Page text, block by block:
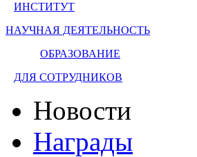
ИНСТИТУТ
НАУЧНАЯ ДЕЯТЕЛЬНОСТЬ
ОБРАЗОВАНИЕ
ДЛЯ СОТРУДНИКОВ
Новости
Награды